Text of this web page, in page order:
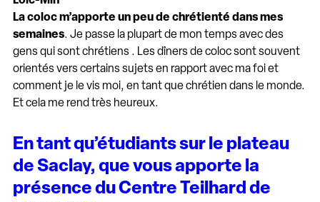
La coloc m’apporte un peu de chrétienté dans mes
semaines. Je passe la plupart de mon temps avec des
gens qui sont chrétiens . Les dîners de coloc sont souvent
orientés vers certains sujets en rapport avec ma foi et
comment je le vis moi, en tant que chrétien dans le monde.
Et cela me rend très heureux.
En tant qu’étudiants sur le plateau
de Saclay, que vous apporte la
présence du Centre Teilhard de